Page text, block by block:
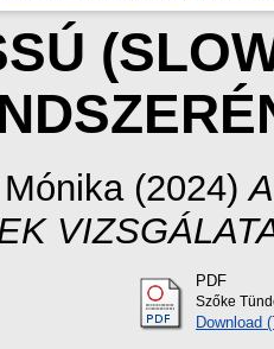
(2024)
PDF
Szőke
Download